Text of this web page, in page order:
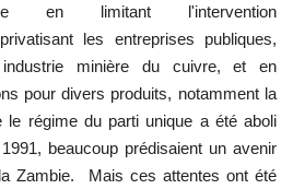
en limitant l'intervention
les entreprises publiques,
minière du cuivre, et en
pour divers produits, notamment la
régime du parti unique a été aboli
beaucoup prédisaient un avenir
Zambie. Mais ces attentes ont été